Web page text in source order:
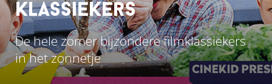
klassiekers
De hele zomer bijzondere filmklassiekers
in het zonnetje